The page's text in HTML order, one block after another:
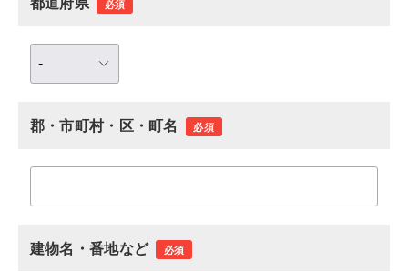
必須
郡・市町村・区・町名 必須
建物名・番地など 必須